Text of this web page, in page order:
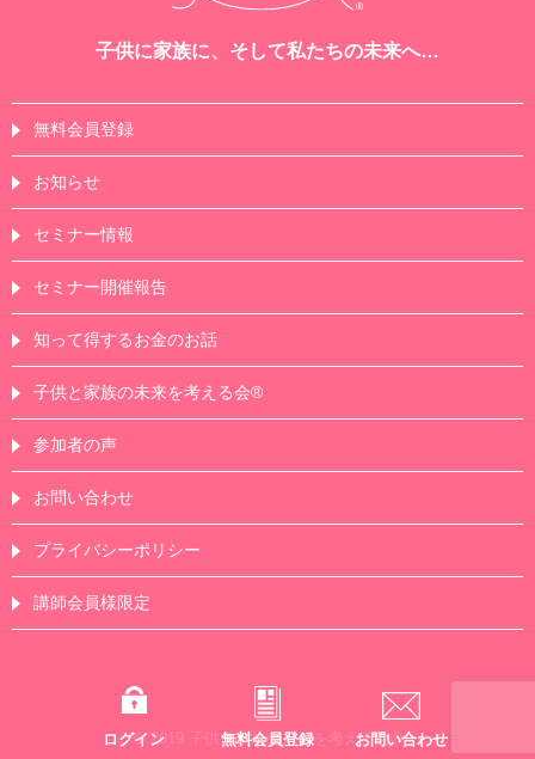
ログイン 無料会員登録 お問い合わせ
子供に家族に、そして私たちの未来へ…
無料会員登録
お知らせ
セミナー情報
セミナー開催報告
知って得するお金のお話
子供と家族の未来を考える会®
参加者の声
お問い合わせ
プライバシーポリシー
講師会員様限定
© 2019 子供と家族の未来を考える会®